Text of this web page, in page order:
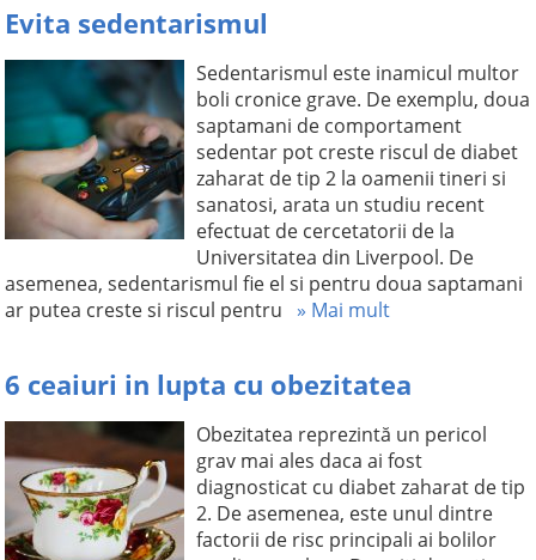
Evita sedentarismul
Sedentarismul este inamicul multor
boli cronice grave. De exemplu, doua
saptamani de comportament
sedentar pot creste riscul de diabet
zaharat de tip 2 la oamenii tineri si
sanatosi, arata un studiu recent
efectuat de cercetatorii de la
Universitatea din Liverpool. De
asemenea, sedentarismul fie el si pentru doua saptamani
ar putea creste si riscul pentru » Mai mult
6 ceaiuri in lupta cu obezitatea
Obezitatea reprezintă un pericol
grav mai ales daca ai fost
diagnosticat cu diabet zaharat de tip
2. De asemenea, este unul dintre
factorii de risc principali ai bolilor